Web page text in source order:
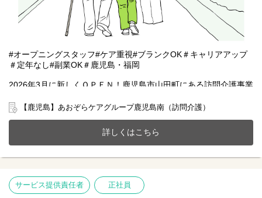
#オープニングスタッフ#ケア重視#ブランクOK＃キャリアアップ
＃定年なし#副業OK＃鹿児島・福岡
2026年3月に新しくＯＰＥＮ！鹿児島市山田町にある訪問介護事業
しませんか？
20～70代まで幅広い年齢層の方が活躍中です。
今までのご経験やスキルを当社で発揮して頂ける方を募集してい
【仕事内容】サービス提供責任者業務全般
づくりを行っていただきます。
●訪問介護計画書の作成
【鹿児島】あおぞらケアグループ鹿児島南（訪問介護）
詳しくはこちら
サービス提供責任者 正社員